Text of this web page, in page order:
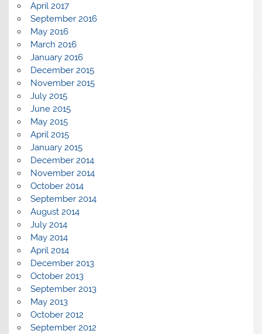
April 2017
September 2016
May 2016
March 2016
January 2016
December 2015
November 2015
July 2015
June 2015
May 2015
April 2015
January 2015
December 2014
November 2014
October 2014
September 2014
August 2014
July 2014
May 2014
April 2014
December 2013
October 2013
September 2013
May 2013
October 2012
September 2012